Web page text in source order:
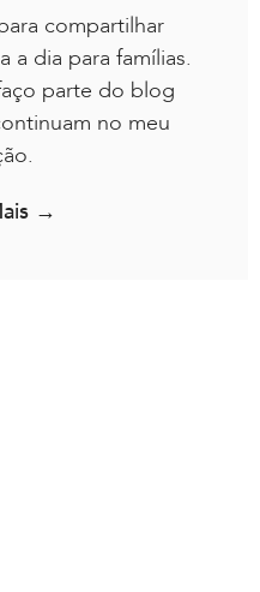
compartilhar
a dia para famílias.
parte do blog
no meu
→